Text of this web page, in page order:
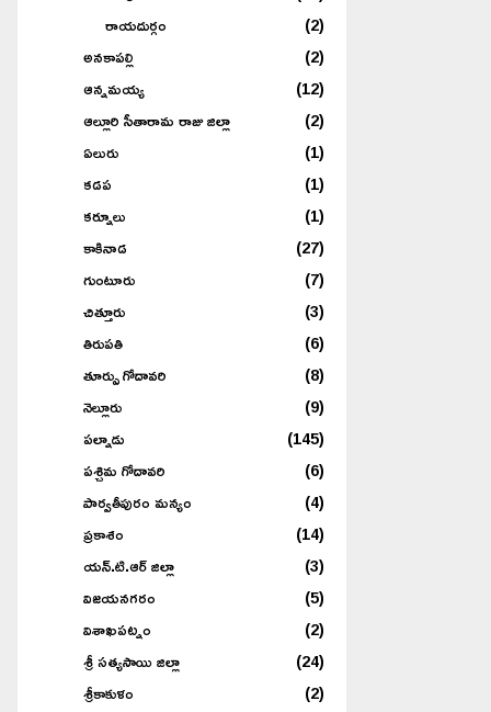
రాయదుర్గం
(2)
అనకాపల్లి
(2)
ఆన్నమయ్య
(12)
ఆల్లూరి సీతారామ రాజు జిల్లా
(2)
ఏలురు
(1)
కడప
(1)
కర్నూలు
(1)
కాకినాడ
(27)
గుంటూరు
(7)
చిత్తూరు
(3)
తిరుపతి
(6)
తూర్పు గోదావరి
(8)
నెల్లూరు
(9)
పల్నాడు
(145)
పశ్చిమ గోదావరి
(6)
పార్వతీపురం మన్యం
(4)
ప్రకాశం
(14)
యన్.టి.ఆర్ జిల్లా
(3)
విజయనగరం
(5)
విశాఖపట్నం
(2)
శ్రీ సత్యసాయి జిల్లా
(24)
శ్రీకాకుళం
(2)